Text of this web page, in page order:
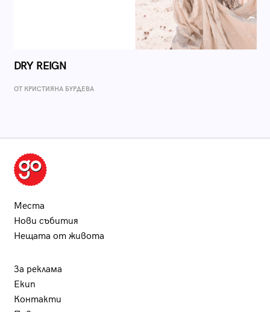
DRY REIGN
ОТ КРИСТИЯНА БУРДЕВА
Места
Нови събития
Нещата от живота
За реклама
Екип
Контакти